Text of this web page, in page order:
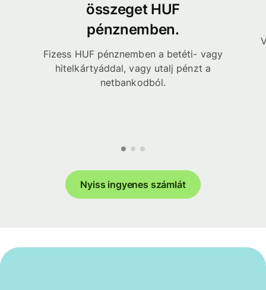
összeget HUF
pénznemben.
Fizess HUF pénznemben a betéti- vagy
hitelkártyáddal, vagy utalj pénzt a
netbankodból.
Nyiss ingyenes számlát